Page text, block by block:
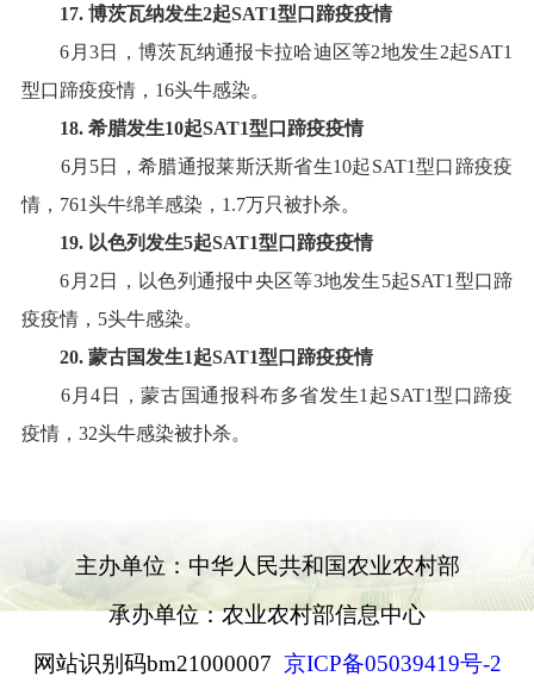
17. 博茨瓦纳发生2起SAT1型口蹄疫疫情
6 月3日，博茨瓦纳通报卡拉哈迪区等2地发生2起SAT1
型口蹄疫疫情， 16头牛感染。
18. 希腊发生10起SAT1型口蹄疫疫情
6月 5日，希腊通报莱斯沃斯省生10起SAT1型口蹄疫疫
情， 761头牛绵羊感染， 1.7万只被扑杀。
19. 以色列发生5起SAT1型口蹄疫疫情
6 月 2 日，以色列通报中央区等3地发生5起SAT1 型口蹄
疫疫情， 5头牛感染。
20. 蒙古国发生1起SAT1型口蹄疫疫情
6 月4 日，蒙古国通报科布多省发生1 起SAT1型口蹄疫
疫情， 32头牛感染被扑杀。
主办单位：中华人民共和国农业农村部
承办单位：农业农村部信息中心
网站识别码bm21000007 京ICP备05039419号-2